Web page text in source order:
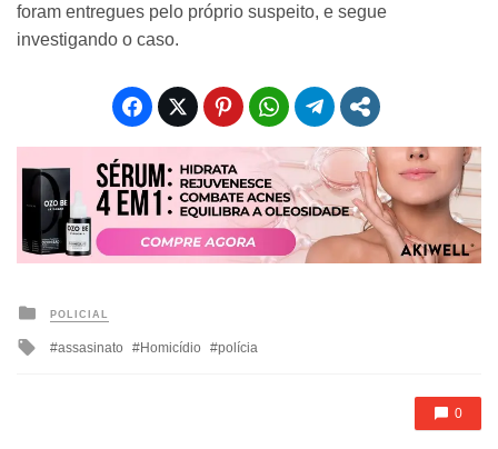
foram entregues pelo próprio suspeito, e segue
investigando o caso.
Posted
POLICIAL
Tagged
assasinato Homicídio polícia
0